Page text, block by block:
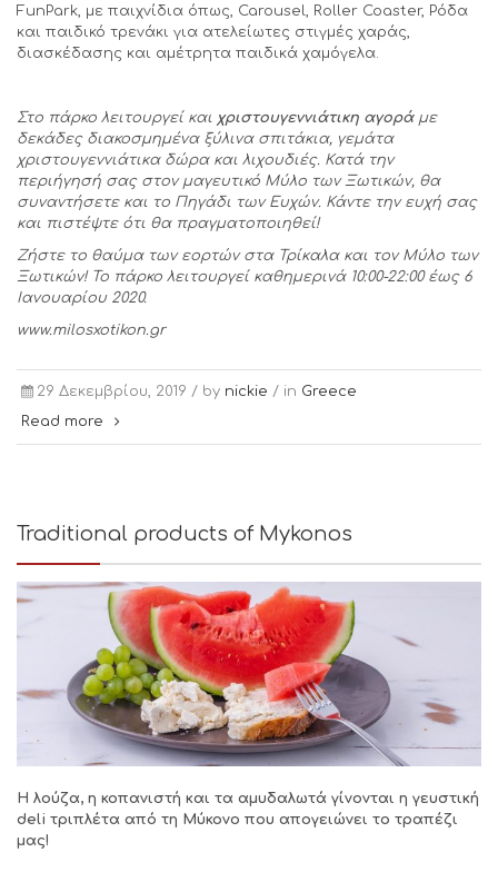
FunPark, με παιχνίδια όπως, Carousel, Roller Coaster, Ρόδα
και παιδικό τρενάκι για ατελείωτες στιγμές χαράς,
διασκέδασης και αμέτρητα παιδικά χαμόγελα.
Στο πάρκο λειτουργεί και χριστουγεννιάτικη αγορά με
δεκάδες διακοσμημένα ξύλινα σπιτάκια, γεμάτα
χριστουγεννιάτικα δώρα και λιχουδιές. Κατά την
περιήγησή σας στον μαγευτικό Μύλο των Ξωτικών, θα
συναντήσετε και το Πηγάδι των Ευχών. Κάντε την ευχή σας
και πιστέψτε ότι θα πραγματοποιηθεί!
Ζήστε το θαύμα των εορτών στα Τρίκαλα και τον Μύλο των
Ξωτικών! Το πάρκο λειτουργεί καθημερινά 10:00-22:00 έως 6
Ιανουαρίου 2020.
www.milosxotikon.gr
29 Δεκεμβρίου, 2019 / by nickie / in Greece
Read more
Traditional products of Mykonos
Η λούζα, η κοπανιστή και τα αμυδαλωτά γίνονται η γευστική
deli τριπλέτα από τη Μύκονο που απογειώνει το τραπέζι
μας!